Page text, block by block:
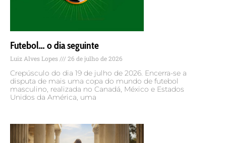
Futebol… o dia seguinte
Luiz Alves Lopes 26 de julho de 2026
Crepúsculo do dia 19 de julho de 2026. Encerra-se a
disputa de mais uma copa do mundo de futebol
masculino, realizada no Canadá, México e Estados
Unidos da América, uma